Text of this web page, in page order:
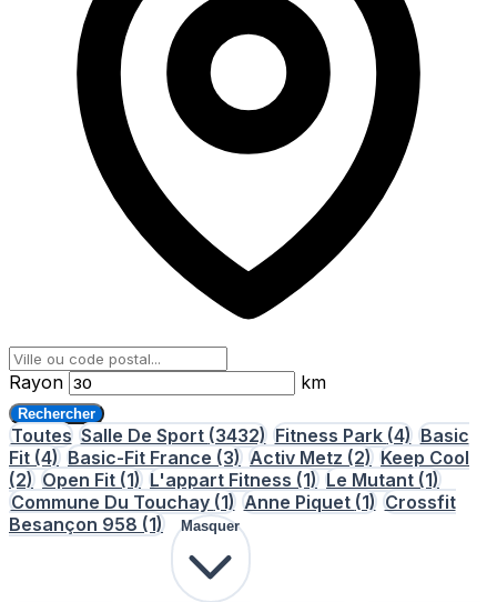
Rayon km
Rechercher
Toutes Salle De Sport (3432) Fitness Park (4) Basic
Fit (4) Basic-Fit France (3) Activ Metz (2) Keep Cool
(2) Open Fit (1) L'appart Fitness (1) Le Mutant (1)
Commune Du Touchay (1) Anne Piquet (1) Crossfit
Besançon 958 (1) Masquer